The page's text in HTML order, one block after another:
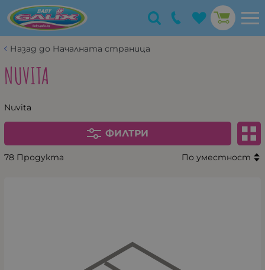
Назад до Началната страница
NUVITA
Nuvita
ФИЛТРИ
78 Продукта По уместност